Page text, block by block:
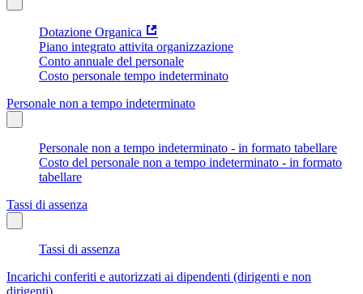
Dotazione Organica
Piano integrato attivita organizzazione
Conto annuale del personale
Costo personale tempo indeterminato
Personale non a tempo indeterminato
Personale non a tempo indeterminato - in formato tabellare
Costo del personale non a tempo indeterminato - in formato
tabellare
Tassi di assenza
Tassi di assenza
Incarichi conferiti e autorizzati ai dipendenti (dirigenti e non
dirigenti)